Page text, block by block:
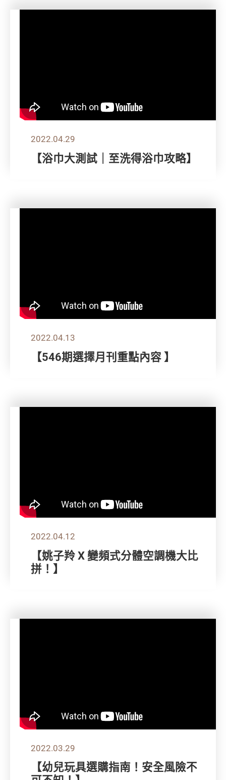
2022.04.29
【浴巾大測試｜至洗得浴巾攻略】
2022.04.13
【546期選擇月刊重點內容 】
2022.04.12
【姚子羚 X 變頻式分體空調機大比
拼！】
2022.03.29
【幼兒玩具選購指南！安全風險不